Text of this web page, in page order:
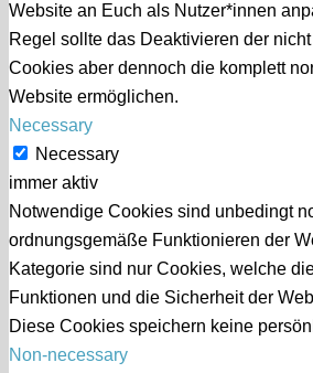
Website an Euch als Nutzer*innen
Regel sollte das Deaktivieren der
Cookies aber dennoch die komplett
Website ermöglichen.
Necessary
Necessary
immer aktiv
Notwendige Cookies sind unbedingt
ordnungsgemäße Funktionieren der
Kategorie sind nur Cookies, welche
Funktionen und die Sicherheit der
Diese Cookies speichern keine
Non-necessary